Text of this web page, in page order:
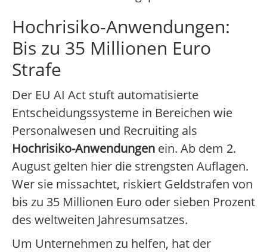
Hochrisiko-Anwendungen:
Bis zu 35 Millionen Euro
Strafe
Der EU AI Act stuft automatisierte
Entscheidungssysteme in Bereichen wie
Personalwesen und Recruiting als
Hochrisiko-Anwendungen ein. Ab dem 2.
August gelten hier die strengsten Auflagen.
Wer sie missachtet, riskiert Geldstrafen von
bis zu 35 Millionen Euro oder sieben Prozent
des weltweiten Jahresumsatzes.
Um Unternehmen zu helfen, hat der